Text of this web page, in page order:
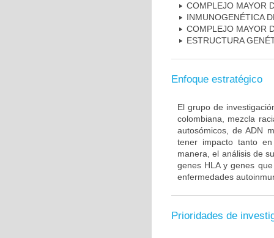
COMPLEJO MAYOR
INMUNOGENÉTICA
COMPLEJO MAYOR
ESTRUCTURA
Enfoque estratégico
El grupo de
colombiana, mezcla
autosómicos, de ADN
tener impacto tanto
manera, el análisis de
genes HLA y genes
enfermedades
Prioridades de